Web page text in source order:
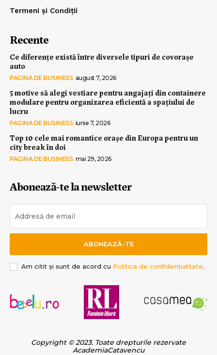
Termeni și Condiții
Recente
Ce diferențe există între diversele tipuri de covorașe
auto
PAGINA DE BUSINESS august 7, 2026
5 motive să alegi vestiare pentru angajați din containere
modulare pentru organizarea eficientă a spațiului de
lucru
PAGINA DE BUSINESS iunie 7, 2026
Top 10 cele mai romantice orașe din Europa pentru un
city break în doi
PAGINA DE BUSINESS mai 29, 2026
Abonează-te la newsletter
ABONEAZĂ-TE
Am citit și sunt de acord cu Politica de confidențialitate.
Copyright © 2023. Toate drepturile rezervate
AcademiaCatavencu